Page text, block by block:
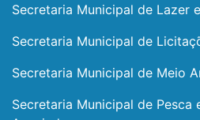
Secretaria Municipal de Lazer
Secretaria Municipal de
Secretaria Municipal de Meio
Secretaria Municipal de Pesca